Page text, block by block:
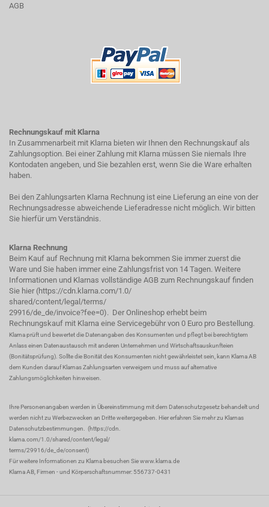
AGB
Rechnungskauf mit Klarna
In Zusammenarbeit mit Klarna bieten wir Ihnen den Rechnungskauf als
Zahlungsoption. Bei einer Zahlung mit Klarna müssen Sie niemals Ihre
Kontodaten angeben, und Sie bezahlen erst, wenn Sie die Ware erhalten
haben.
Bei den Zahlungsarten Klarna Rechnung ist eine Lieferung an eine von der
Rechnungsadresse abweichende Lieferadresse nicht möglich. Wir bitten
Sie hierfür um Verständnis.
Klarna Rechnung
Beim Kauf auf Rechnung mit Klarna bekommen Sie immer zuerst die
Ware und Sie haben immer eine Zahlungsfrist von 14 Tagen. Weitere
Informationen und Klarnas vollständige AGB zum Rechnungskauf finden
Sie hier (https://cdn.klarna.com/1.0/
shared/content/legal/terms/
29916/de_de/invoice?fee=0). Der Onlineshop erhebt beim
Rechnungskauf mit Klarna eine Servicegebühr von 0 Euro pro Bestellung.
Klarna prüft und bewertet die Datenangaben des Konsumenten und pflegt bei berechtigtem
Anlass einen Datenaustausch mit anderen Unternehmen und Wirtschaftsauskunfteien
(Bonitätsprüfung). Sollte die Bonität des Konsumenten nicht gewährleistet sein, kann Klarna AB
dem Kunden darauf Klarnas Zahlungsarten verweigern und muss auf alternative
Zahlungsmöglichkeiten hinweisen.
Ihre Personenangaben werden in Übereinstimmung mit dem Datenschutzgesetz behandelt und
werden nicht zu Werbezwecken an Dritte weitergegeben. Hier erfahren Sie mehr zu Klarnas
Datenschutzbestimmungen.
(https://cdn.
klarna.com/1.0/shared/content/legal/
terms/29916/de_de/consent)
Für weitere Informationen zu Klarna besuchen Siewww.klarna.de
Klarna AB, Firmen - und Körperschaftsnummer: 556737-0431